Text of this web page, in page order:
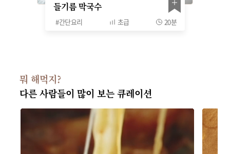
들기름 막국수
#간단요리 초급 20분
뭐 해먹지?
다른 사람들이 많이 보는 큐레이션